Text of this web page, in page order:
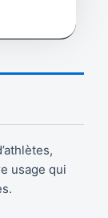
usage qui